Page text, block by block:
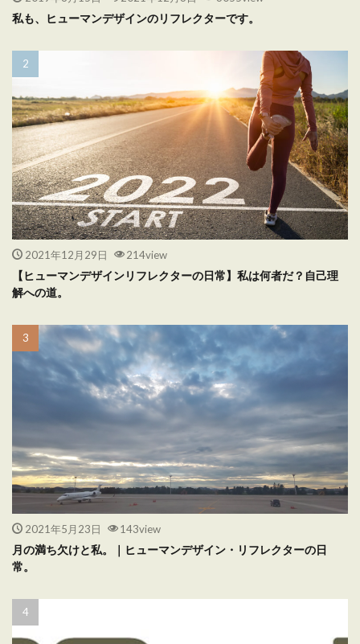
私も、ヒューマンデザインのリフレクターです。
2021年12月29日 214view
【ヒューマンデザインリフレクターの日常】私は何者だ？自己理
解への道。
2021年5月23日 143view
月の満ち欠けと私。｜ヒューマンデザイン・リフレクターの日
常。